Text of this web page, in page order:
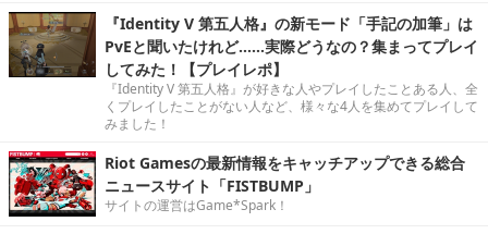
『Identity V 第五人格』の新モード「手記の加筆」は
PvEと聞いたけれど……実際どうなの？集まってプレイ
してみた！【プレイレポ】
『Identity V 第五人格』が好きな人やプレイしたことある人、全
くプレイしたことがない人など、様々な4人を集めてプレイして
みました！
Riot Gamesの最新情報をキャッチアップできる総合
ニュースサイト「FISTBUMP」
サイトの運営はGame*Spark！